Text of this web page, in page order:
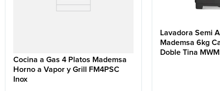
Cocina a Gas 4 Platos Mademsa
Horno a Vapor y Grill FM4PSC
Inox
Lavadora Semi
Mademsa 6kg
Doble Tina